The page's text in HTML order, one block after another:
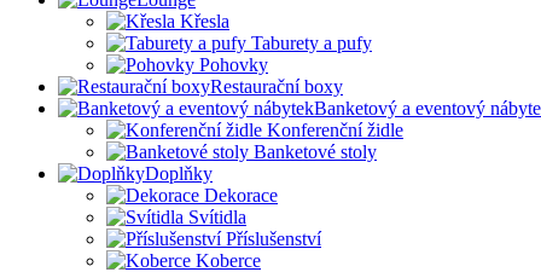
Křesla
Taburety a pufy
Pohovky
Restaurační boxy
Banketový a eventový
Konferenční židle
Banketové stoly
Doplňky
Dekorace
Svítidla
Příslušenství
Koberce